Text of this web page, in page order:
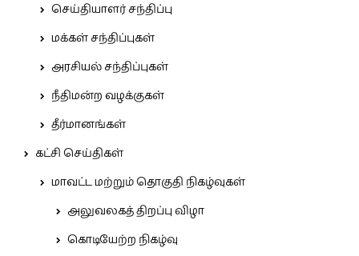
செய்தியாளர் சந்திப்பு
மக்கள் சந்திப்புகள்
அரசியல் சந்திப்புகள்
நீதிமன்ற வழக்குகள்
தீர்மானங்கள்
கட்சி செய்திகள்
மாவட்ட மற்றும் தொகுதி நிகழ்வுகள்
அலுவலகத் திறப்பு விழா
கொடியேற்ற நிகழ்வு